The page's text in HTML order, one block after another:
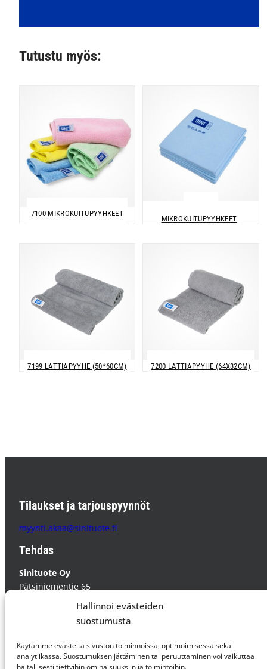
Hallinnoi evästeiden
suostumusta
Käytämme evästeitä sivuston toiminnoissa, optimoimisessa sekä
analytiikassa. Suostumuksen jättäminen tai peruuttaminen voi vaikuttaa
haitallisesti tiettyihin ominaisuuksiin ja toimintoihin.
Tutustu myös:
7100 MIKROKUITUPYYHKEET
MIKROKUITUPYYHKEET
7199 LATTIAPYYHE (50*60CM) 7200 LATTIAPYYHE (64X32CM)
Tilaukset ja tarjouspyynnöt
myynti.akaa@sinituote.fi
Tehdas
Sinituote Oy
Pätsiniementie 65
Supplier Code of Conduct »